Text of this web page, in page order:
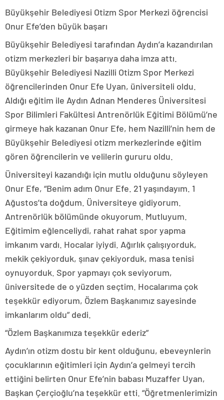
Büyükşehir Belediyesi Otizm Spor Merkezi öğrencisi
Onur Efe’den büyük başarı
Büyükşehir Belediyesi tarafından Aydın’a kazandırılan
otizm merkezleri bir başarıya daha imza attı.
Büyükşehir Belediyesi Nazilli Otizm Spor Merkezi
öğrencilerinden Onur Efe Uyan, üniversiteli oldu.
Aldığı eğitim ile Aydın Adnan Menderes Üniversitesi
Spor Bilimleri Fakültesi Antrenörlük Eğitimi Bölümü’ne
girmeye hak kazanan Onur Efe, hem Nazilli’nin hem de
Büyükşehir Belediyesi otizm merkezlerinde eğitim
gören öğrencilerin ve velilerin gururu oldu.
Üniversiteyi kazandığı için mutlu olduğunu söyleyen
Onur Efe, “Benim adım Onur Efe. 21 yaşındayım. 1
Ağustos’ta doğdum. Üniversiteye gidiyorum.
Antrenörlük bölümünde okuyorum. Mutluyum.
Eğitimim eğlenceliydi, rahat rahat spor yapma
imkanım vardı. Hocalar iyiydi. Ağırlık çalışıyorduk,
mekik çekiyorduk, şınav çekiyorduk, masa tenisi
oynuyorduk. Spor yapmayı çok seviyorum,
üniversitede de o yüzden seçtim. Hocalarıma çok
teşekkür ediyorum, Özlem Başkanımız sayesinde
imkanlarım oldu” dedi.
“Özlem Başkanımıza teşekkür ederiz”
Aydın’ın otizm dostu bir kent olduğunu, ebeveynlerin
çocuklarının eğitimleri için Aydın’a gelmeyi tercih
ettiğini belirten Onur Efe’nin babası Muzaffer Uyan,
Başkan Çerçioğlu’na teşekkür etti. “Öğretmenlerimizin